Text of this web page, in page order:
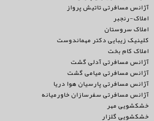
آژانس مسافرتی تاتیش پرواز
املاک-رنجبر
املاک سروستان
کلینیک زیبایی دکتر مهماندوست
املاک کام بخت
آژانس مسافرتی آدلی گشت
آژانس مسافرتی میامی گشت
آژانس مسافرتی پارسیان هوا دریا
آژانس مسافرتی سفرسازان خاورمیانه
خشکشویی مهر
خشکشویی گلزار